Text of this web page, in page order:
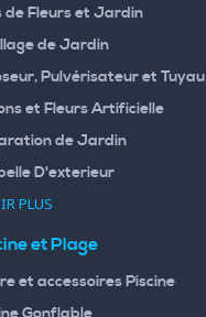
de Fleurs et Jardin
de Jardin
Pulvérisateur et Tuyau
et Fleurs Artificielle
de Jardin
D'exterieur
PLUS
et Plage
et accessoires Piscine